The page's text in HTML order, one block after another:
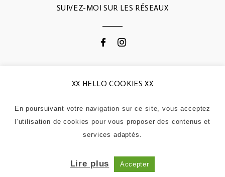
SUIVEZ-MOI SUR LES RÉSEAUX
0664868311
contactgodemert@gmail.com
SABRINAGODEMERT-PHOTO 2021 |MENTIONS LÉGALES
00047 - CODE APE : 7420Z | PROPHOTO BLOGSITE
XX HELLO COOKIES XX
En poursuivant votre navigation sur ce site, vous acceptez
l’utilisation de cookies pour vous proposer des contenus et
services adaptés.
Lire plus Accepter